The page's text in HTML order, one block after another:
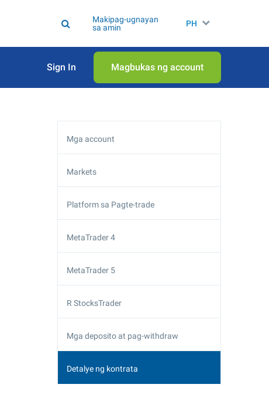
Makipag-ugnayan
sa amin
PH
Sign In Magbukas ng account
Mga account
Markets
Platform sa Pagte-trade
MetaTrader 4
MetaTrader 5
R StocksTrader
Mga deposito at pag-withdraw
Detalye ng kontrata